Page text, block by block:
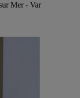
Mer - Var